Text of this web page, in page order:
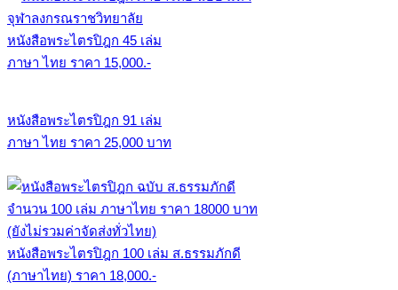
หนังสือพระไตรปิฎก 45 เล่ม
ภาษา ไทย ราคา 15,000.-
หนังสือพระไตรปิฎก 91 เล่ม
ภาษา ไทย ราคา 25,000 บาท
หนังสือพระไตรปิฎก 100 เล่ม ส.ธรรมภักดี
(ภาษาไทย) ราคา 18,000.-